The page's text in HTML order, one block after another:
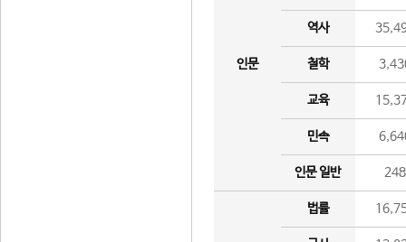
인문
역사
철학
교육
민속
인문 일반 248
법률